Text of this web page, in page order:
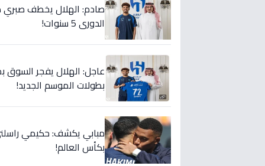
صادم: الهلال يخطف صبري
الدوري 5 سنوات!
عاجل: الهلال يفجر السوق
بطولات الموسم الجديد!
مبابي يكشف: حكيمي
بكأس العالم!